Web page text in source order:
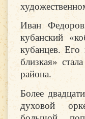
Иван
кубанский
кубанцев. Его
близкая»
района.
Более
духовой